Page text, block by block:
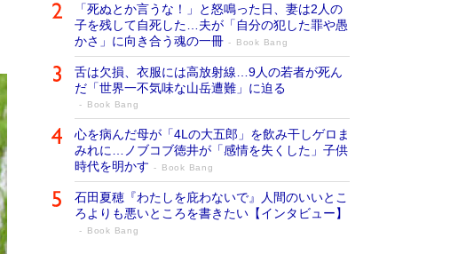
「死ぬとか言うな！」と怒鳴った日、妻は2人の
子を残して自死した…夫が「自分の犯した罪や愚
かさ」に向き合う魂の一冊
Book Bang
舌は欠損、衣服には高放射線…9人の若者が死ん
だ「世界一不気味な山岳遭難」に迫る
Book Bang
心を病んだ母が「4Lの大五郎」を飲み干しゲロま
みれに…ノブコブ徳井が「感情を失くした」子供
時代を明かす
Book Bang
石田夏穂『わたしを庇わないで』人間のいいとこ
ろよりも悪いところを書きたい【インタビュー】
Book Bang